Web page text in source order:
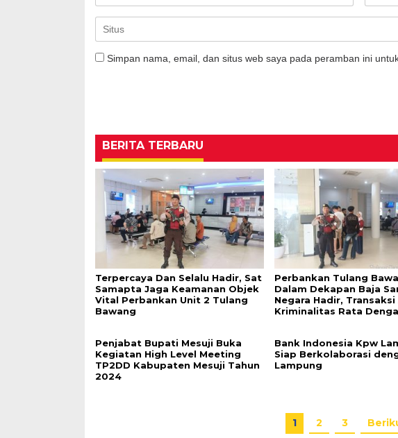
Simpan nama, email, dan situs web saya pada peramban ini
BERITA TERBARU
Terpercaya Dan Selalu Hadir, Sat
Samapta Jaga Keamanan Objek
Vital Perbankan Unit 2 Tulang
Bawang
Perbankan Tulang
Dalam Dekapan Baja
Negara Hadir, Transaksi
Kriminalitas Rata
Penjabat Bupati Mesuji Buka
Kegiatan High Level Meeting
TP2DD Kabupaten Mesuji Tahun
2024
Bank Indonesia Kpw
Siap Berkolaborasi
Lampung
1 2 3